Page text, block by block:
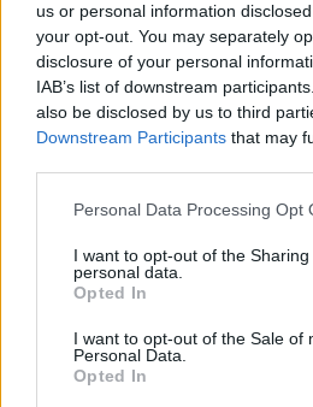
us or personal information
your opt-out. You may separately
disclosure of your personal
IAB’s list of downstream
also be disclosed by us to third
Downstream Participants that may
Personal Data Processing Opt
I want to opt-out of the
personal data.
Opted In
I want to opt-out of the Sale of
Personal Data.
Opted In